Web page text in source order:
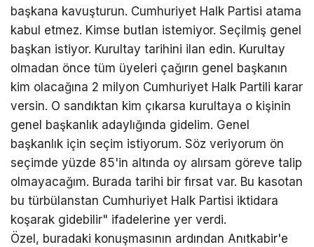
başkana kavuşturun. Cumhuriyet Halk Partisi atama
kabul etmez. Kimse butlan istemiyor. Seçilmiş genel
başkan istiyor. Kurultay tarihini ilan edin. Kurultay
olmadan önce tüm üyeleri çağırın genel başkanın
kim olacağına 2 milyon Cumhuriyet Halk Partili karar
versin. O sandıktan kim çıkarsa kurultaya o kişinin
genel başkanlık adaylığında gidelim. Genel
başkanlık için seçim istiyorum. Söz veriyorum ön
seçimde yüzde 85'in altında oy alırsam göreve talip
olmayacağım. Burada tarihi bir fırsat var. Bu kasotan
bu türbülanstan Cumhuriyet Halk Partisi iktidara
koşarak gidebilir" ifadelerine yer verdi.
Özel, buradaki konuşmasının ardından Anıtkabir'e